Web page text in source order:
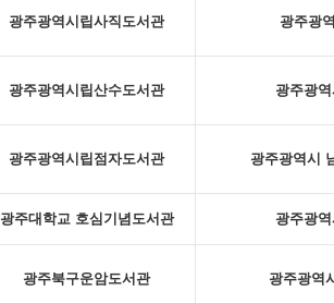
광주광역시립사직도서관 광주광
광주광역시립산수도서관 광주광
광주광역시립점자도서관 광주광역시
광주대학교 호심기념도서관 광주광
광주북구운암도서관 광주광역